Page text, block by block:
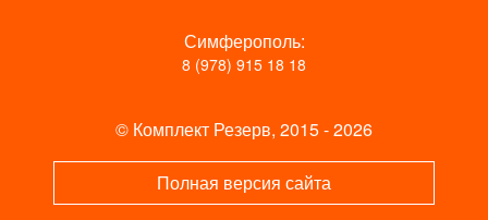
Симферополь:
8 (978) 915 18 18
© Комплект Резерв, 2015 - 2026
Полная версия сайта